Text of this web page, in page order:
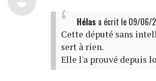
Hélas a écrit le 09/06/
Cette député sans
sert à rien.
Elle l'a prouvé depuis